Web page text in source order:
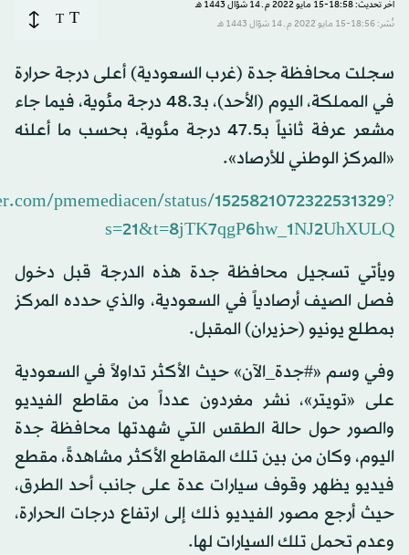
آخر تحديث: 18:58-15 مايو 2022 م ـ 14 شوّال 1443 هـ
نُشر: 18:56-15 مايو 2022 م ـ 14 شوّال 1443 هـ
T
T
سجلت محافظة ⁧‫جدة‬⁩ (غرب السعودية) أعلى درجة حرارة
في المملكة، اليوم (الأحد)‬⁩، بـ48.3 درجة مئوية، فيما جاء
مشعر عرفة ثانياً بـ‬⁩47.5 درجة مئوية، بحسب ما أعلنه
«المركز الوطني للأرصاد».
pmemediacen/status/1525821072322531329?
s=21&t=8jTK7qgP6hw_1NJ2UhXULQ
ويأتي تسجيل محافظة جدة هذه الدرجة قبل دخول
فصل الصيف أرصادياً في السعودية، والذي حدده المركز
بمطلع يونيو (حزيران) المقبل.
وفي وسم «#جدة_الآن» حيث الأكثر تداولاً في السعودية
على «تويتر»، نشر مغردون عدداً من مقاطع الفيديو
والصور حول حالة الطقس التي شهدتها محافظة جدة
اليوم، وكان من بين تلك المقاطع الأكثر مشاهدةً، مقطع
فيديو يظهر وقوف سيارات عدة على جانب أحد الطرق،
حيث أرجع مصور الفيديو ذلك إلى ارتفاع درجات الحرارة،
وعدم تحمل تلك السيارات لها.